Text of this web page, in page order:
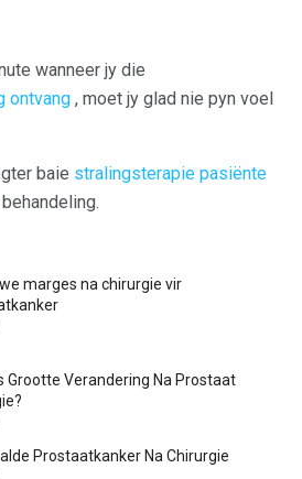
wanneer jy die
ontvang , moet jy glad nie pyn voel
baie stralingsterapie pasiënte
marges na chirurgie vir
Grootte Verandering Na Prostaat
Prostaatkanker Na Chirurgie